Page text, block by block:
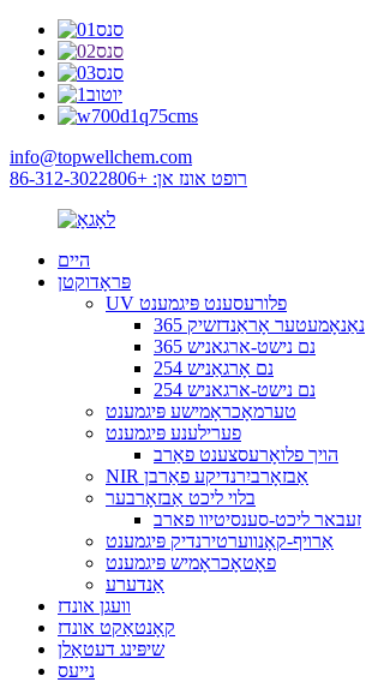
info@topwellchem.com
רופט אונז אן: +86-312-3022806
היים
פּראָדוקטן
UV פלורעסענט פּיגמענט
365 נאַנאָמעטער אָראַנדזשיק
365 נם נישט-ארגאניש
254 נם אָרגאַניש
254 נם נישט-ארגאניש
טערמאָכראָמישע פּיגמענט
פערילענע פּיגמענט
הויך פלואָרעסצענט פאַרב
NIR אַבזאָרביִרנדיקע פאַרבן
בלוי ליכט אַבזאָרבער
זעבאר ליכט-סענסיטיוו פארב
אַרויף-קאָנווערטירנדיק פּיגמענט
פאָטאָכראָמיש פּיגמענט
אַנדערע
וועגן אונדז
קאָנטאַקט אונדז
שיפּינג דעטאַלן
נייעס